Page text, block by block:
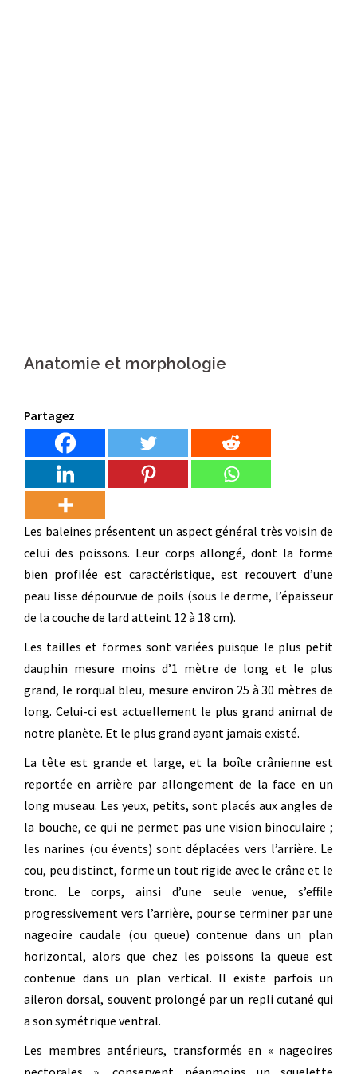
Anatomie et morphologie
Partagez
Les baleines présentent un aspect général très voisin de
celui des poissons. Leur corps allongé, dont la forme
bien profilée est caractéristique, est recouvert d’une
peau lisse dépourvue de poils (sous le derme, l’épaisseur
de la couche de lard atteint 12 à 18 cm).
Les tailles et formes sont variées puisque le plus petit
dauphin mesure moins d’1 mètre de long et le plus
grand, le rorqual bleu, mesure environ 25 à 30 mètres de
long. Celui-ci est actuellement le plus grand animal de
notre planète. Et le plus grand ayant jamais existé.
La tête est grande et large, et la boîte crânienne est
reportée en arrière par allongement de la face en un
long museau. Les yeux, petits, sont placés aux angles de
la bouche, ce qui ne permet pas une vision binoculaire ;
les narines (ou évents) sont déplacées vers l’arrière. Le
cou, peu distinct, forme un tout rigide avec le crâne et le
tronc. Le corps, ainsi d’une seule venue, s’effile
progressivement vers l’arrière, pour se terminer par une
nageoire caudale (ou queue) contenue dans un plan
horizontal, alors que chez les poissons la queue est
contenue dans un plan vertical. Il existe parfois un
aileron dorsal, souvent prolongé par un repli cutané qui
a son symétrique ventral.
Les membres antérieurs, transformés en « nageoires